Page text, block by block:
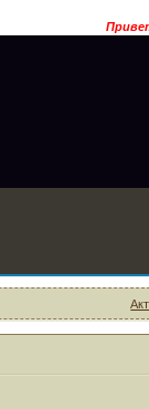
Привет,